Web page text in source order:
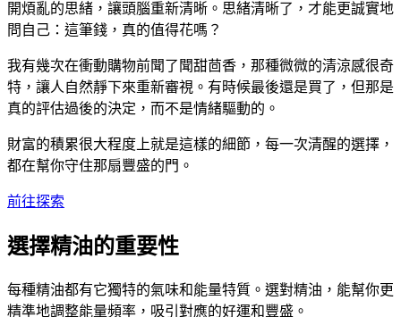
開煩亂的思緒，讓頭腦重新清晰。思緒清晰了，才能更誠實地
問自己：這筆錢，真的值得花嗎？
我有幾次在衝動購物前聞了聞甜茴香，那種微微的清涼感很奇
特，讓人自然靜下來重新審視。有時候最後還是買了，但那是
真的評估過後的決定，而不是情緒驅動的。
財富的積累很大程度上就是這樣的細節，每一次清醒的選擇，
都在幫你守住那扇豐盛的門。
前往探索
選擇精油的重要性
每種精油都有它獨特的氣味和能量特質。選對精油，能幫你更
精準地調整能量頻率，吸引對應的好運和豐盛。